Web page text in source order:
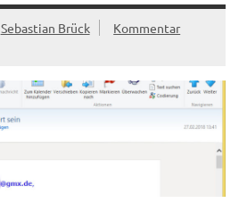
Sebastian Brück
Kommentar